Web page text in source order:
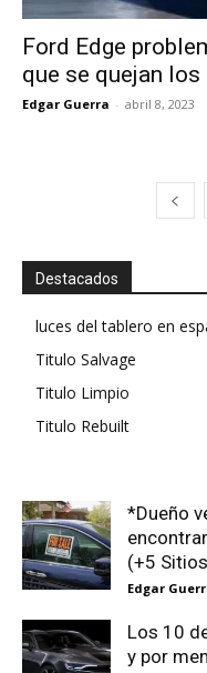
Ford Edge
que se quejan
Edgar Guerra - abril 8, 2023
Destacados
luces del tablero en
Titulo Salvage
Titulo Limpio
Titulo Rebuilt
*Dueño
(+5
Edgar
Los 10
y por